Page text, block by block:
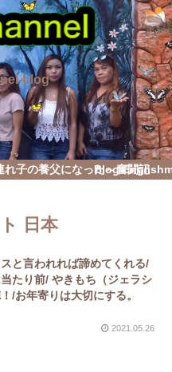
blog
れ子の養父になった～奮闘記
Blog
日本
と言われれば諦めてくれる/
たり前/ やきもち（ジェラシ
/お年寄りは大切にする。
2021.05.26